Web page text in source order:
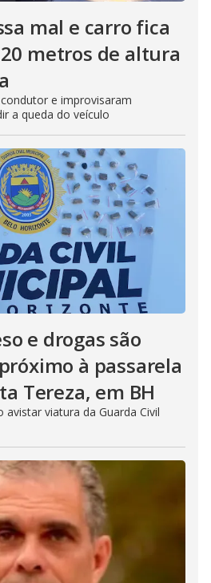
mal e carro fica
metros de altura
e improvisaram
a queda do veículo
e drogas são
à passarela
Tereza, em BH
viatura da Guarda Civil